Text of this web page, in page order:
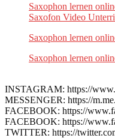
Saxophon lernen
Saxofon Video
Saxophon lernen
Saxophon lernen
INSTAGRAM: https://
MESSENGER: https://
FACEBOOK: https://
FACEBOOK: https://
TWITTER: https://